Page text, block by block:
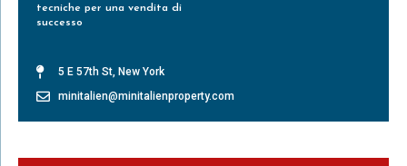
tecniche per una vendita di
successo
5 E 57th St, New York
minitalien@minitalienproperty.com